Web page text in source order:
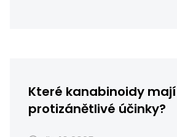
Které kanabinoidy
protizánětlivé účinky?